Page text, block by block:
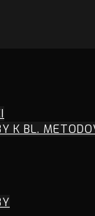
K BL.